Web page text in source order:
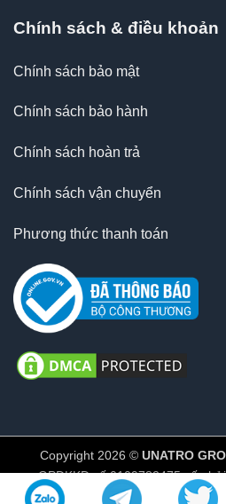
Chính sách & điều khoản
Chính sách bảo mật
Chính sách bảo hành
Chính sách hoàn trả
Chính sách vận chuyển
Phương thức thanh toán
Copyright 2026 © UNATRO
GPĐKKD số 0109782475 cấp